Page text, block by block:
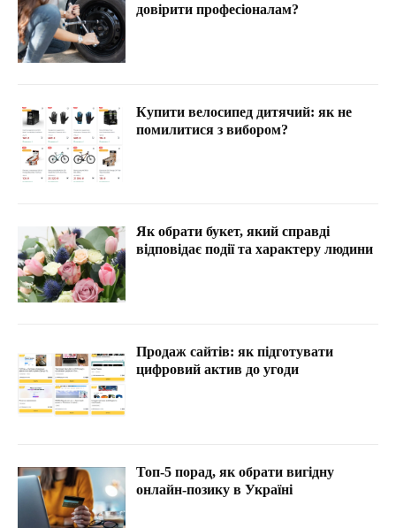
довірити професіоналам?
Купити велосипед дитячий: як не
помилитися з вибором?
Як обрати букет, який справді
відповідає події та характеру людини
Продаж сайтів: як підготувати
цифровий актив до угоди
Топ-5 порад, як обрати вигідну
онлайн-позику в Україні